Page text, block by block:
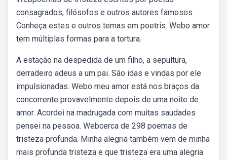
consagrados, filósofos e outros autores famosos.
Conheça estes e outros temas em poetris. Webo amor
tem múltiplas formas para a tortura.
A estação na despedida de um filho, a sepultura,
derradeiro adeus a um pai. São idas e vindas por ele
impulsionadas. Webo meu amor está nos braços da
concorrente provavelmente depois de uma noite de
amor. Acordei na madrugada com muitas saudades
pensei na pessoa. Webcerca de 298 poemas de
tristeza profunda. Minha alegria também vem de minha
mais profunda tristeza e que tristeza era uma alegria